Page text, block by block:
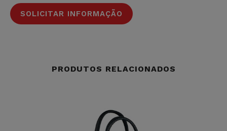
SOLICITAR INFORMAÇÃO
PRODUTOS RELACIONADOS